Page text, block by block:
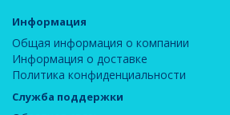
Информация
Общая информация о компании
Информация о доставке
Политика конфиденциальности
Служба поддержки